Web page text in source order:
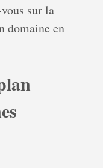
sur la
domaine en